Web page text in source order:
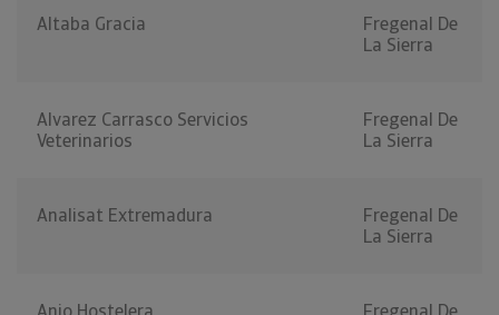
Altaba Gracia
Fregenal De
La Sierra
Alvarez Carrasco Servicios
Veterinarios
Fregenal De
La Sierra
Analisat Extremadura
Fregenal De
La Sierra